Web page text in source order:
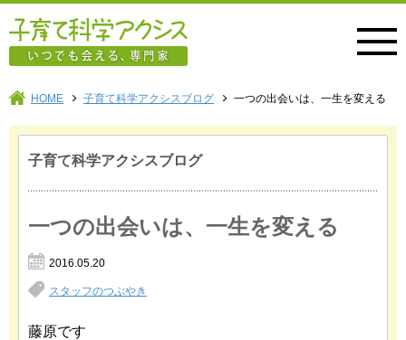
HOME 子育て科学アクシスブログ 一つの出会いは、一生を変える
子育て科学アクシスブログ
一つの出会いは、一生を変える
2016.05.20
スタッフのつぶやき
藤原です